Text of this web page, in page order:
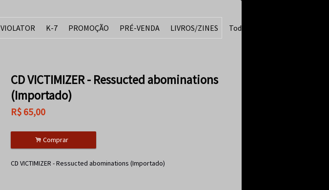
VIOLATOR K-7 PROMOÇÃO PRÉ-VENDA LIVROS/ZINES Todos
CD VICTIMIZER - Ressucted abominations
(Importado)
R$ 65,00
. Comprar
CD VICTIMIZER - Ressucted abominations (Importado)